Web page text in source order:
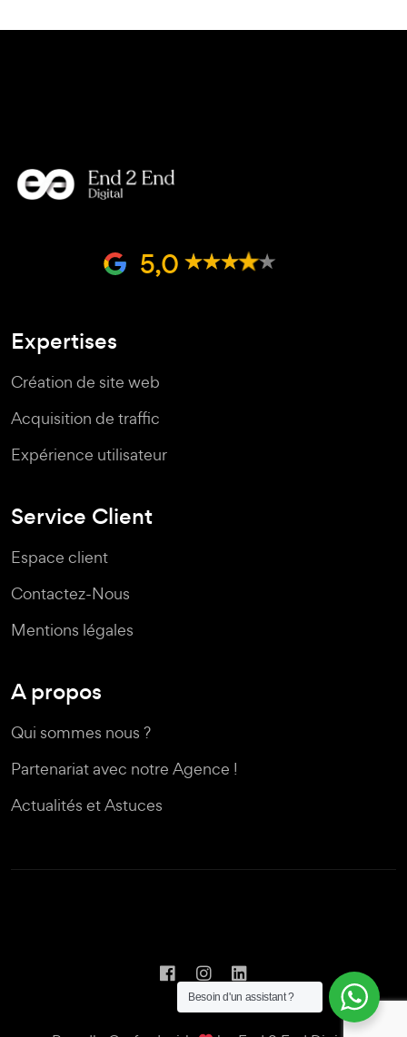
5,0
Expertises
Création de site web
Acquisition de traffic
Expérience utilisateur
Service Client
Espace client
Contactez-Nous
Mentions légales
A propos
Qui sommes nous ?
Partenariat avec notre Agence !
Actualités et Astuces
Besoin d'un assistant ?